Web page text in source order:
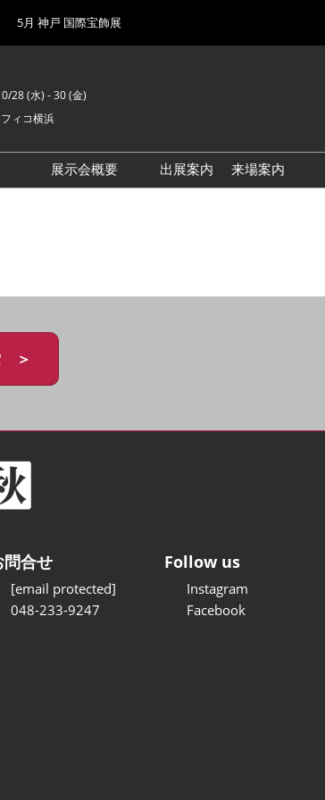
5月 神戸 国際宝飾展
28 (水) - 30 (金)
ィコ横浜
展示会概要
出展案内
来場案内
＞
問合せ
[email protected]
048-233-9247
Follow us
Instagram
Facebook